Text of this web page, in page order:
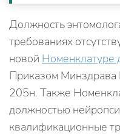
Должность
требованиях
новой Номенклатуре
Приказом Минздрава
205н. Также
должностью
квалификационные